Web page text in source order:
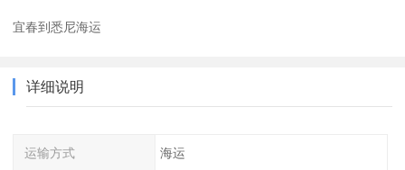
宜春到悉尼海运
详细说明
运输方式 海运